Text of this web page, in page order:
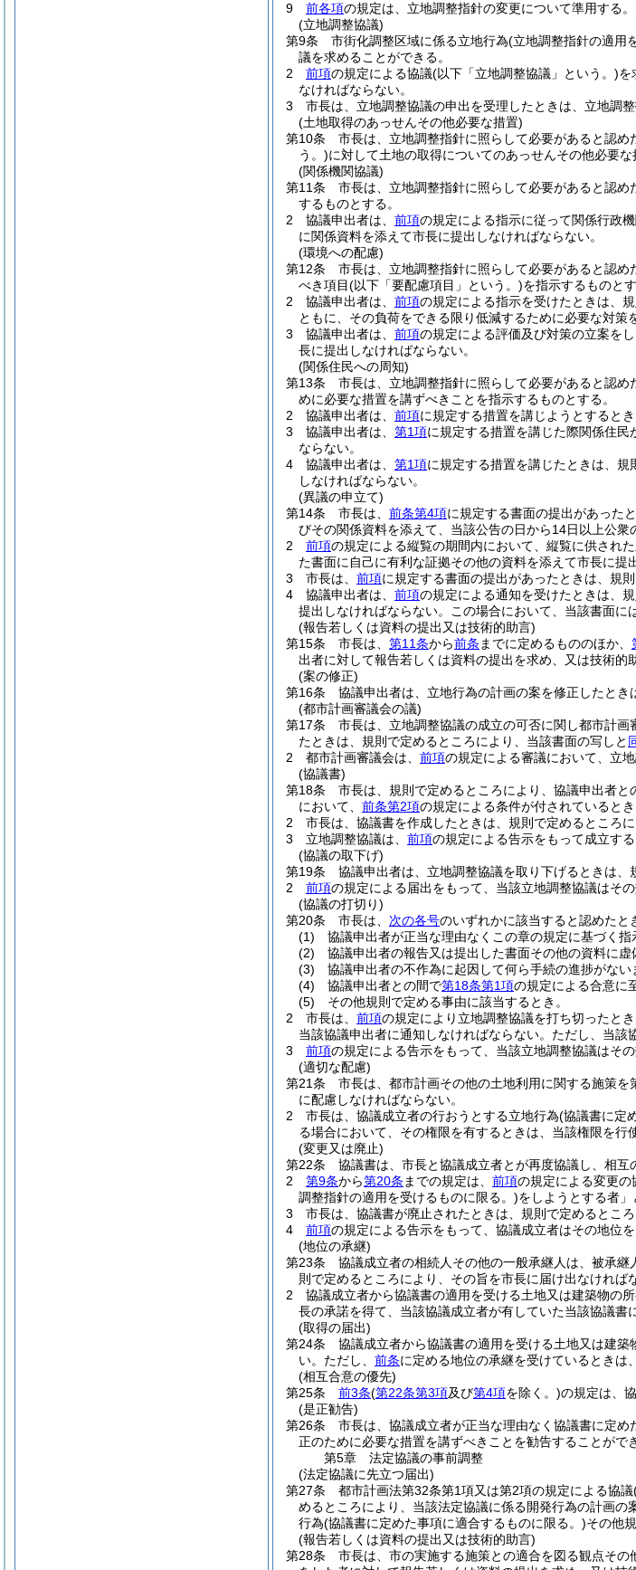
9
前各項の規定は、立地調整指針の変更について準用する。
(立地調整協議)
第9条
市街化調整区域に係る立地行為(立地調整指針の適用
議を求めることができる。
2
前項の規定による協議(以下「立地調整協議」という。)を
なければならない。
3
市長は、立地調整協議の申出を受理したときは、立地調
(土地取得のあっせんその他必要な措置)
第10条
市長は、立地調整指針に照らして必要があると認
う。)に対して土地の取得についてのあっせんその他必要な
(関係機関協議)
第11条
市長は、立地調整指針に照らして必要があると認
するものとする。
2
協議申出者は、 前項の規定による指示に従って関係行政
に関係資料を添えて市長に提出しなければならない。
(環境への配慮)
第12条
市長は、立地調整指針に照らして必要があると認
べき項目(以下「要配慮項目」という。)を指示するものとす
2
協議申出者は、 前項の規定による指示を受けたときは、
ともに、その負荷をできる限り低減するために必要な対策
3
協議申出者は、 前項の規定による評価及び対策の立案を
長に提出しなければならない。
(関係住民への周知)
第13条
市長は、立地調整指針に照らして必要があると認
めに必要な措置を講ずべきことを指示するものとする。
2
協議申出者は、 前項に規定する措置を講じようとすると
3
協議申出者は、 第1項に規定する措置を講じた際関係住
ならない。
4
協議申出者は、 第1項に規定する措置を講じたときは、
しなければならない。
(異議の申立て)
第14条
市長は、 前条第4項に規定する書面の提出があった
びその関係資料を添えて、当該公告の日から14日以上公衆
2
前項の規定による縦覧の期間内において、縦覧に供され
た書面に自己に有利な証拠その他の資料を添えて市長に提
3
市長は、 前項に規定する書面の提出があったときは、規
4
協議申出者は、 前項の規定による通知を受けたときは、
提出しなければならない。
この場合において、当該書面に
(報告若しくは資料の提出又は技術的助言)
第15条
市長は、 第11条から前条 までに定めるもののほか、
出者に対して報告若しくは資料の提出を求め、又は技術的
(案の修正)
第16条
協議申出者は、立地行為の計画の案を修正したと
(都市計画審議会の議)
第17条
市長は、立地調整協議の成立の可否に関し都市計画
たときは、規則で定めるところにより、当該書面の写しと
2
都市計画審議会は、 前項の規定による審議において、立
(協議書)
第18条
市長は、規則で定めるところにより、協議申出者
において、 前条第2項の規定による条件が付されていると
2
市長は、協議書を作成したときは、規則で定めるところ
3
立地調整協議は、 前項の規定による告示をもって成立する
(協議の取下げ)
第19条
協議申出者は、立地調整協議を取り下げるときは、
2
前項の規定による届出をもって、当該立地調整協議はその
(協議の打切り)
第20条
市長は、 次の各号のいずれかに該当すると認めたと
(1)
協議申出者が正当な理由なくこの章の規定に基づく
(2)
協議申出者の報告又は提出した書面その他の資料に虚
(3)
協議申出者の不作為に起因して何ら手続の進捗がない
(4)
協議申出者との間で第18条第1項の規定による合意に
(5)
その他規則で定める事由に該当するとき。
2
市長は、 前項の規定により立地調整協議を打ち切ったと
当該協議申出者に通知しなければならない。 ただし、当該
3
前項の規定による告示をもって、当該立地調整協議はその
(適切な配慮)
第21条
市長は、都市計画その他の土地利用に関する施策
に配慮しなければならない。
2
市長は、協議成立者の行おうとする立地行為(協議書に定
る場合において、その権限を有するときは、当該権限を行
(変更又は廃止)
第22条
協議書は、市長と協議成立者とが再度協議し、相互
2
第9条から第20条 までの規定は、 前項の規定による変更の
調整指針の適用を受けるものに限る。)をしようとする者
3
市長は、協議書が廃止されたときは、規則で定めるとこ
4
前項の規定による告示をもって、協議成立者はその地位を
(地位の承継)
第23条
協議成立者の相続人その他の一般承継人は、被承継
則で定めるところにより、その旨を市長に届け出なければ
2
協議成立者から協議書の適用を受ける土地又は建築物の
長の承諾を得て、当該協議成立者が有していた当該協議書
(取得の届出)
第24条
協議成立者から協議書の適用を受ける土地又は建
い。 ただし、 前条に定める地位の承継を受けているときは
(相互合意の優先)
第25条
前3条(第22条第3項及び第4項を除く。)の規定は、
(是正勧告)
第26条
市長は、協議成立者が正当な理由なく協議書に定
正のために必要な措置を講ずべきことを勧告することがで
第5章
法定協議の事前調整
(法定協議に先立つ届出)
第27条
都市計画法第32条第1項又は第2項の規定による協議
めるところにより、当該法定協議に係る開発行為の計画の
行為(協議書に定めた事項に適合するものに限る。)その他
(報告若しくは資料の提出又は技術的助言)
第28条
市長は、市の実施する施策との適合を図る観点その